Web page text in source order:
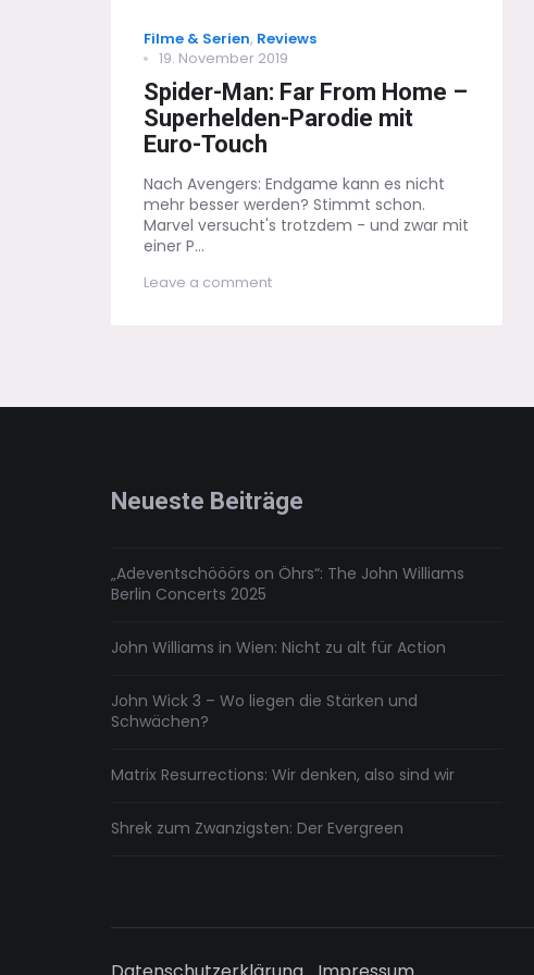
Categories
Filme & Serien, Reviews
Posted
on
19. November 2019
Spider-Man: Far From Home –
Superhelden-Parodie mit
Euro-Touch
Nach Avengers: Endgame kann es nicht
mehr besser werden? Stimmt schon.
Marvel versucht's trotzdem - und zwar mit
einer P...
Leave a commenton
Touch
Neueste Beiträge
„Adeventschööörs on Öhrs“: The John Williams
Berlin Concerts 2025
John Williams in Wien: Nicht zu alt für Action
John Wick 3 – Wo liegen die Stärken und
Schwächen?
Matrix Resurrections: Wir denken, also sind wir
Shrek zum Zwanzigsten: Der Evergreen